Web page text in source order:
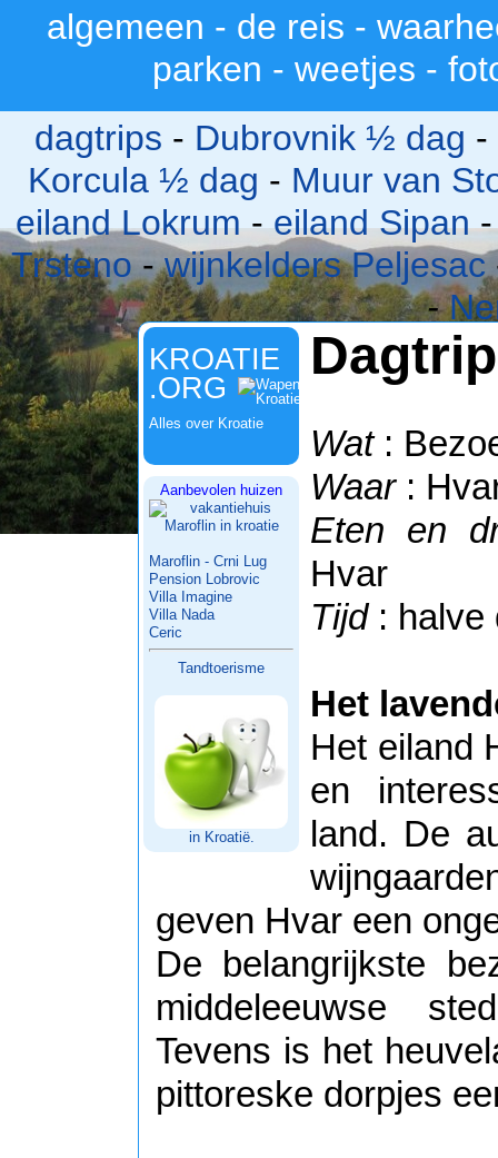
algemeen - de reis -
parken - weetjes -
dagtrips - Dubrovnik ½ dag -
Korcula ½ dag - Muur van
eiland Lokrum-eiland Sipan
Trsteno-wijnkelders Peljesac
-
KROATIE
.ORG
Alles over Kroatie
Aanbevolen huizen
Maroflin - Crni Lug
Pension Lobrovic
Villa Imagine
Villa Nada
Ceric
Tandtoerisme
in Kroatië.
Wat:
Waar:
Eten en
Hvar
Tijd: halve
Het
Het eiland
en
land. De
geven Hvar een
De belangrijkste
middeleeuwse
Tevens is het
pittoreske dorpjes